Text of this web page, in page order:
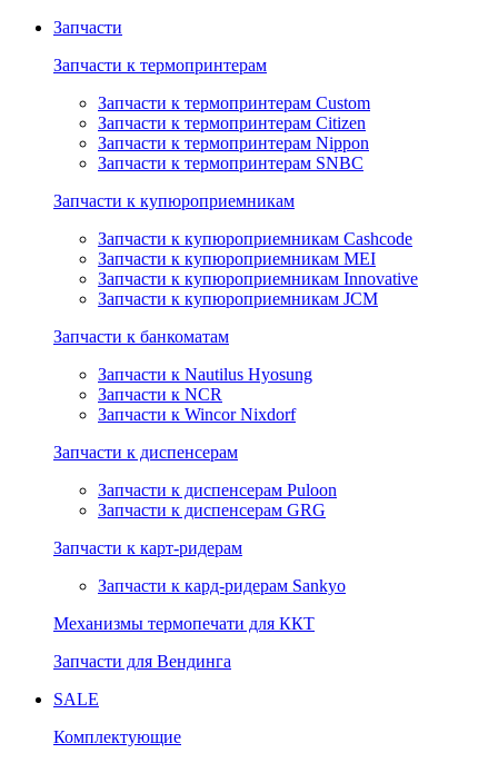
Запчасти
Запчасти к термопринтерам
Запчасти к термопринтерам Custom
Запчасти к термопринтерам Citizen
Запчасти к термопринтерам Nippon
Запчасти к термопринтерам SNBC
Запчасти к купюроприемникам
Запчасти к купюроприемникам Cashcode
Запчасти к купюроприемникам MEI
Запчасти к купюроприемникам Innovative
Запчасти к купюроприемникам JCM
Запчасти к банкоматам
Запчасти к Nautilus Hyosung
Запчасти к NCR
Запчасти к Wincor Nixdorf
Запчасти к диспенсерам
Запчасти к диспенсерам Puloon
Запчасти к диспенсерам GRG
Запчасти к карт-ридерам
Запчасти к кард-ридерам Sankyo
Механизмы термопечати для ККТ
Запчасти для Вендинга
SALE
Комплектующие